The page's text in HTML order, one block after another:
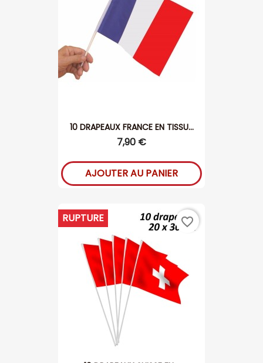
10 DRAPEAUX FRANCE EN TISSU...
7,90 €
AJOUTER AU PANIER
RUPTURE favorite_border